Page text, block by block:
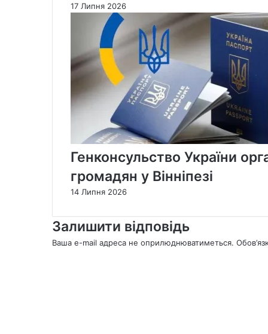
17 Липня 2026
Генконсульство України
громадян у Вінніпезі
14 Липня 2026
Залишити відповідь
Ваша e-mail адреса не оприлюднюватиметься.